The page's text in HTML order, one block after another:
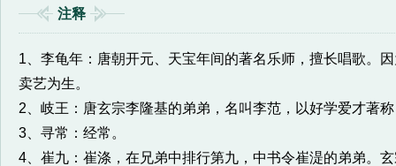
注释
1、李龟年：唐朝开元、天宝年间的著名乐师，擅长唱歌。
卖艺为生。
2、岐王：唐玄宗李隆基的弟弟，名叫李范，以好学爱才著
3、寻常：经常。
4、崔九：崔涤，在兄弟中排行第九，中书令崔湜的弟弟。